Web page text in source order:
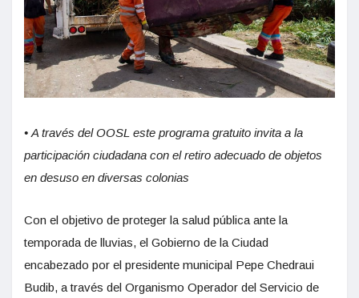
• A través del OOSL este programa gratuito invita a la
participación ciudadana con el retiro adecuado de objetos
en desuso en diversas colonias
Con el objetivo de proteger la salud pública ante la
temporada de lluvias, el Gobierno de la Ciudad
encabezado por el presidente municipal Pepe Chedraui
Budib, a través del Organismo Operador del Servicio de